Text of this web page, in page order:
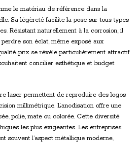
le matériau de référence dans la
Sa légèreté facilite la pose sur tous types
Résistant naturellement à la corrosion, il
son éclat, même exposé aux
prix se révèle particulièrement attractif
concilier esthétique et budget
laser permettent de reproduire des logos
millimétrique. L’anodisation offre une
polie, mate ou colorée. Cette diversité
les plus exigeantes. Les entreprises
souvent l’aspect métallique moderne,